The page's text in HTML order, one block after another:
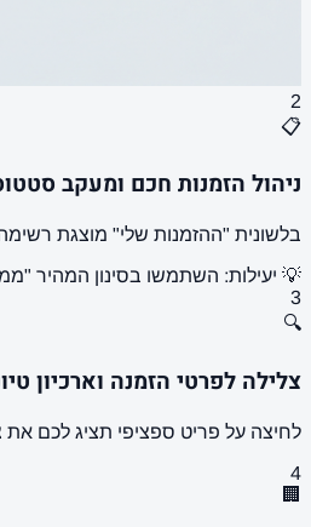
2
📋
ניהול הזמנות חכם ומעקב
בלשונית "ההזמנות שלי" מוצגת
💡 יעילות: השתמשו בסינון המהיר
3
🔍
צלילה לפרטי הזמנה וארכיון
לחיצה על פריט ספציפי תציג לכם
4
🏢